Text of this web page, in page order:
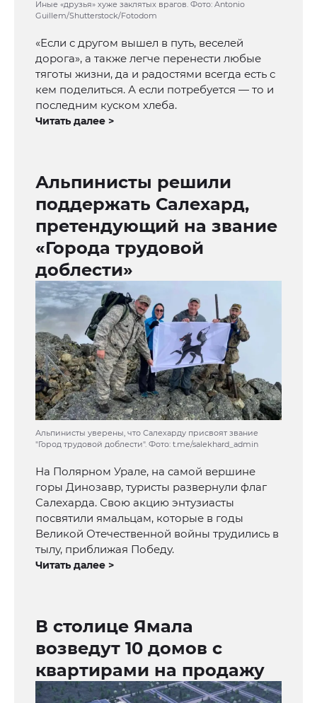
Иные «друзья» хуже заклятых врагов. Фото: Antonio
Guillem/Shutterstock/Fotodom
«Если с другом вышел в путь, веселей
дорога», а также легче перенести любые
тяготы жизни, да и радостями всегда есть с
кем поделиться. А если потребуется — то и
последним куском хлеба.
Читать далее >
Альпинисты решили
поддержать Салехард,
претендующий на звание
«Города трудовой
доблести»
Альпинисты уверены, что Салехарду присвоят звание
"Город трудовой доблести". Фото: t.me/salekhard_admin
На Полярном Урале, на самой вершине
горы Динозавр, туристы развернули флаг
Салехарда. Свою акцию энтузиасты
посвятили ямальцам, которые в годы
Великой Отечественной войны трудились в
тылу, приближая Победу.
Читать далее >
В столице Ямала
возведут 10 домов с
квартирами на продажу